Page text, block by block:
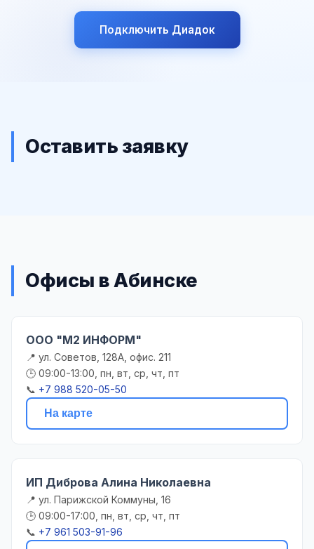
Подключить Диадок
Оставить заявку
Офисы в Абинске
ООО "М2 ИНФОРМ"
📍 ул. Советов, 128А, офис. 211
🕒 09:00-13:00, пн, вт, ср, чт, пт
📞 +7 988 520-05-50
На карте
ИП Диброва Алина Николаевна
📍 ул. Парижской Коммуны, 16
🕒 09:00-17:00, пн, вт, ср, чт, пт
📞 +7 961 503-91-96